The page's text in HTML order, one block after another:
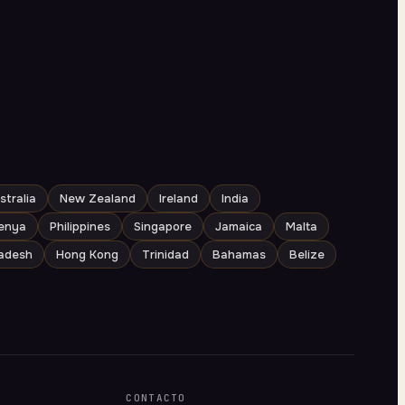
New Zealand Ireland
India
Philippines Singapore Jamaica
Malta
Hong Kong Trinidad Bahamas Belize
CONTACTO